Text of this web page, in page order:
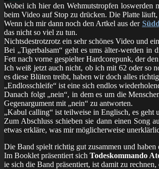
Wobei ich hier den Wehmutstropfen loswerden
beim Video auf Stop zu drücken. Die Platte
Wenn ich mir dann noch den Artkel aus der
das nicht so viel zu tun.
Nichtsdestrotzrotz ein sehr schönes Video und
Bei „Tigerbalsam“ geht es ums älter-werden in
Fett nach vorne gespielter Hardcorepunk, der
Ich weiß jetzt auch nicht, ob ich mit 62 oder so
es diese Blüten treibt, haben wir doch alles
„Endlosschleife“ ist eine sich endlos
Danach folgt „nein“, in dem es um die
Gegenargument mit „nein“ zu antworten.
„Kabul calling“ ist teilweise in Englisch, es geht
Zum Abschluss schieben sie dann einen Song
etwas erkläre, was mir möglicherweise
Die Band spielt richtig gut zusammen und
Im Booklet präsentiert sich Todeskommando
ie sich die Band präsentiert, ist damit zu